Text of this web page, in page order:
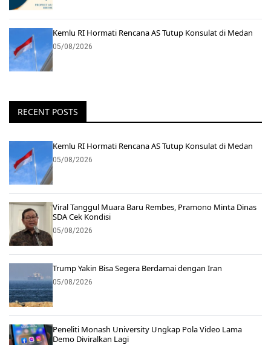
Kemlu RI Hormati Rencana AS Tutup Konsulat di Medan
05/08/2026
RECENT POSTS
Kemlu RI Hormati Rencana AS Tutup Konsulat di Medan
05/08/2026
Viral Tanggul Muara Baru Rembes, Pramono Minta Dinas
SDA Cek Kondisi
05/08/2026
Trump Yakin Bisa Segera Berdamai dengan Iran
05/08/2026
Peneliti Monash University Ungkap Pola Video Lama
Demo Diviralkan Lagi